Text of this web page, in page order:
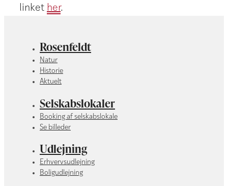
linket her.
Rosenfeldt
Natur
Historie
Aktuelt
Selskabslokaler
Booking af selskabslokale
Se billeder
Udlejning
Erhvervsudlejning
Boligudlejning